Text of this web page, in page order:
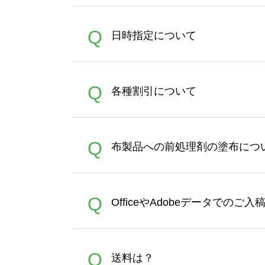
A
ン作成のお手伝いをすること
合は、デザインツールをご利
Q 日時指定について
A
者にご連絡いただき調整をお
Q 各種割引について
A
ポイントとして付与され、次
文時からご利用頂けます。ポ
れば、ランクにカウントがさ
Q 布製品への前処理剤の塗布につ
A
イト以外）のプリントは、濃
品をお届けするため、処理剤
文に関わらず、前処理剤が残
Q OfficeやAdobeデータでのご入
A
Q 送料は？